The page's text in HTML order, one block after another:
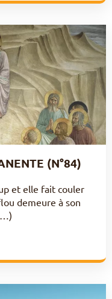
(N°84)
et elle fait couler
demeure à son